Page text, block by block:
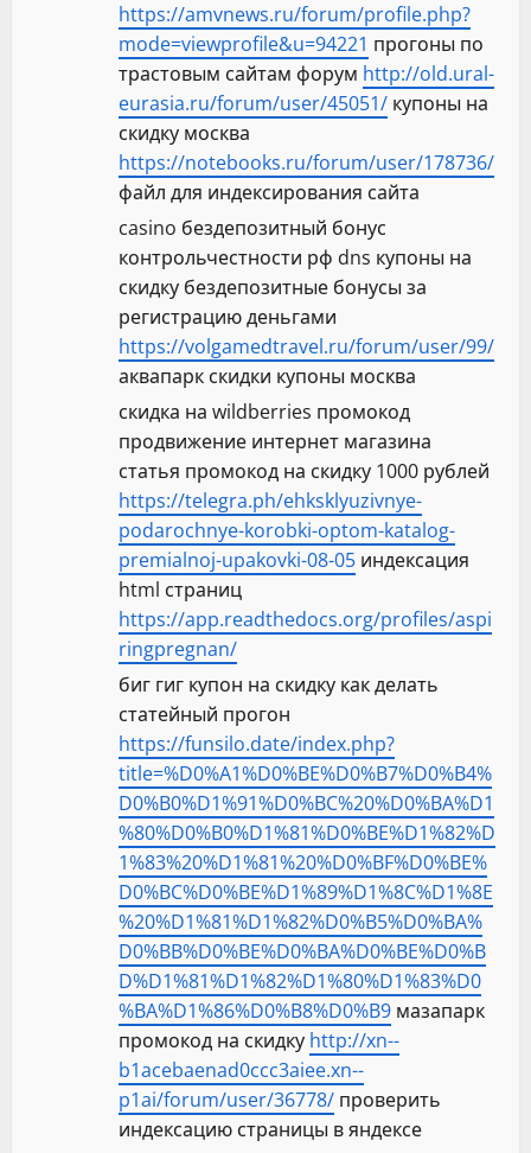
https://amvnews.ru/forum/profile.php?
mode=viewprofile&u=94221 прогоны по
трастовым сайтам форум http://old.ural-
eurasia.ru/forum/user/45051/ купоны на
скидку москва
https://notebooks.ru/forum/user/178736/
файл для индексирования сайта
casino бездепозитный бонус
контрольчестности рф dns купоны на
скидку бездепозитные бонусы за
регистрацию деньгами
https://volgamedtravel.ru/forum/user/99/
аквапарк скидки купоны москва
скидка на wildberries промокод
продвижение интернет магазина
статья промокод на скидку 1000 рублей
https://telegra.ph/ehksklyuzivnye-
podarochnye-korobki-optom-katalog-
premialnoj-upakovki-08-05 индексация
html страниц
https://app.readthedocs.org/profiles/aspi
ringpregnan/
биг гиг купон на скидку как делать
статейный прогон
https://funsilo.date/index.php?
title=%D0%A1%D0%BE%D0%B7%D0%B4%
D0%B0%D1%91%D0%BC%20%D0%BA%D1
%80%D0%B0%D1%81%D0%BE%D1%82%D
1%83%20%D1%81%20%D0%BF%D0%BE%
D0%BC%D0%BE%D1%89%D1%8C%D1%8E
%20%D1%81%D1%82%D0%B5%D0%BA%
D0%BB%D0%BE%D0%BA%D0%BE%D0%B
D%D1%81%D1%82%D1%80%D1%83%D0
%BA%D1%86%D0%B8%D0%B9 мазапарк
промокод на скидку http://xn--
b1acebaenad0ccc3aiee.xn--
p1ai/forum/user/36778/ проверить
индексацию страницы в яндексе